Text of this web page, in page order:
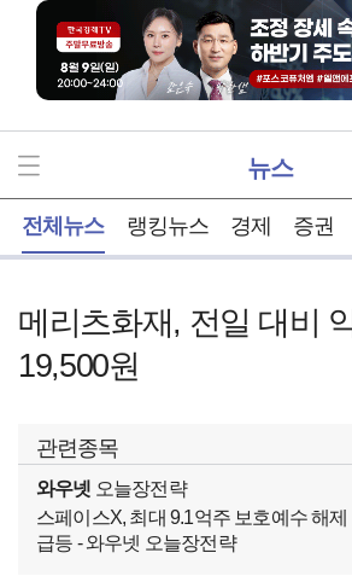
뉴스
전체뉴스 랭킹뉴스 경제 증권
메리츠화재, 전일 대비
19,500원
관련종목
와우넷 오늘장전략
스페이스X, 최대 9.1억주 보호예수 해
급등 - 와우넷 오늘장전략